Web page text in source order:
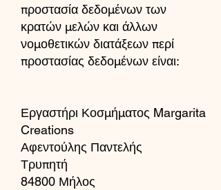
προστασία δεδομένων των
κρατών μελών και άλλων
νομοθετικών διατάξεων περί
προστασίας δεδομένων είναι:
Εργαστήρι Κοσμήματος Margarita
Creations
Αφεντούλης Παντελής
Τρυπητή
84800 Μήλος